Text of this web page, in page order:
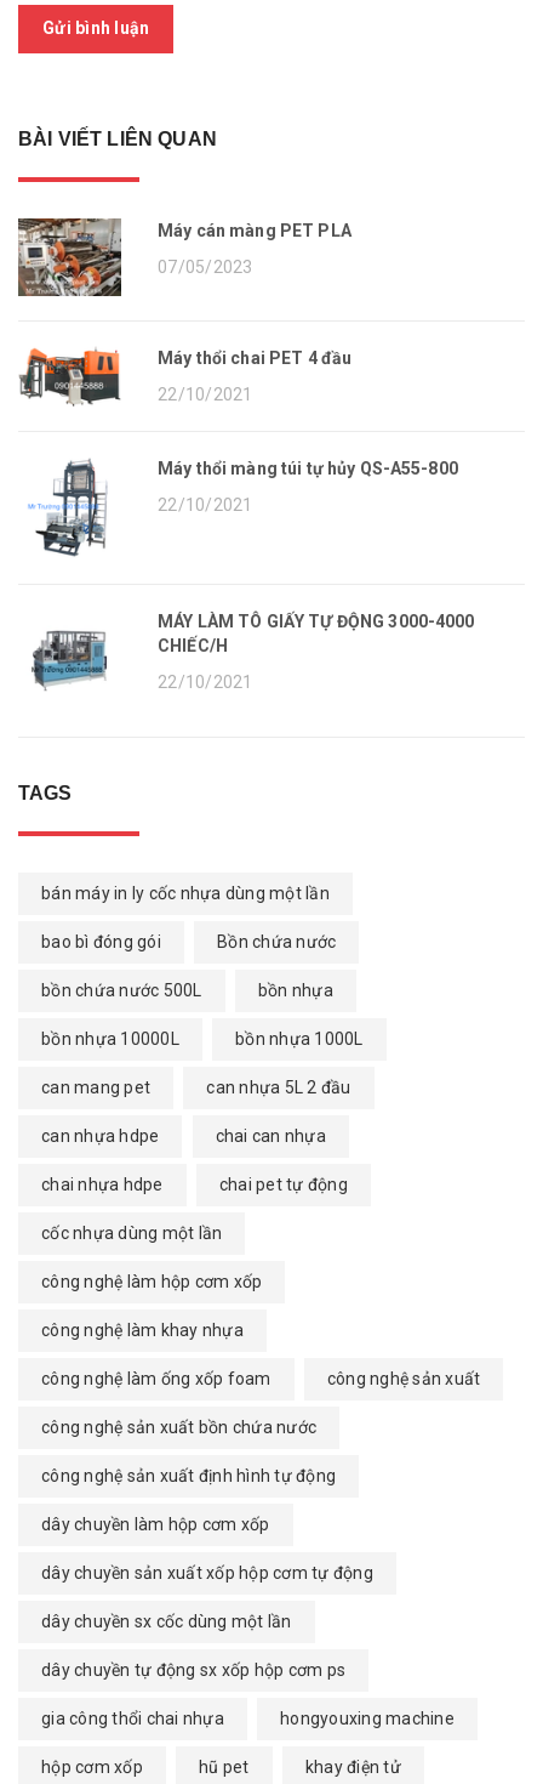
Gửi bình luận
BÀI VIẾT LIÊN QUAN
Máy cán màng PET PLA
07/05/2023
Máy thổi chai PET 4 đầu
22/10/2021
Máy thổi màng túi tự hủy QS-A55-800
22/10/2021
MÁY LÀM TÔ GIẤY TỰ ĐỘNG 3000-4000
CHIẾC/H
22/10/2021
TAGS
bán máy in ly cốc nhựa dùng một lần
bao bì đóng gói Bồn chứa nước
bồn chứa nước 500L bồn nhựa
bồn nhựa 10000L bồn nhựa 1000L
can mang pet can nhựa 5L 2 đầu
can nhựa hdpe chai can nhựa
chai nhựa hdpe chai pet tự động
cốc nhựa dùng một lần
công nghệ làm hộp cơm xốp
công nghệ làm khay nhựa
công nghệ làm ống xốp foam công nghệ sản xuất
công nghệ sản xuất bồn chứa nước
công nghệ sản xuất định hình tự động
dây chuyền làm hộp cơm xốp
dây chuyền sản xuất xốp hộp cơm tự động
dây chuyền sx cốc dùng một lần
dây chuyền tự động sx xốp hộp cơm ps
gia công thổi chai nhựa hongyouxing machine
hộp cơm xốp hũ pet khay điện tử